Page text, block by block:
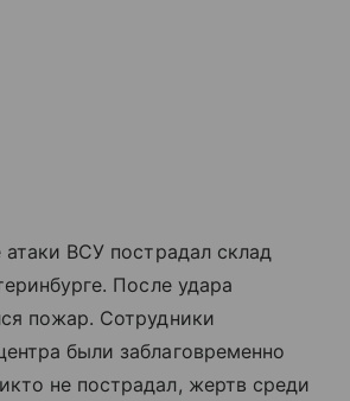
атаки ВСУ пострадал склад
После удара
пожар. Сотрудники
были заблаговременно
не пострадал, жертв среди